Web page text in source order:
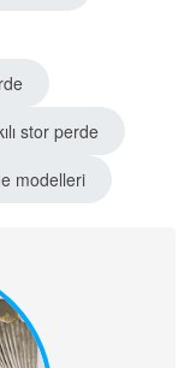
stor perde
modelleri